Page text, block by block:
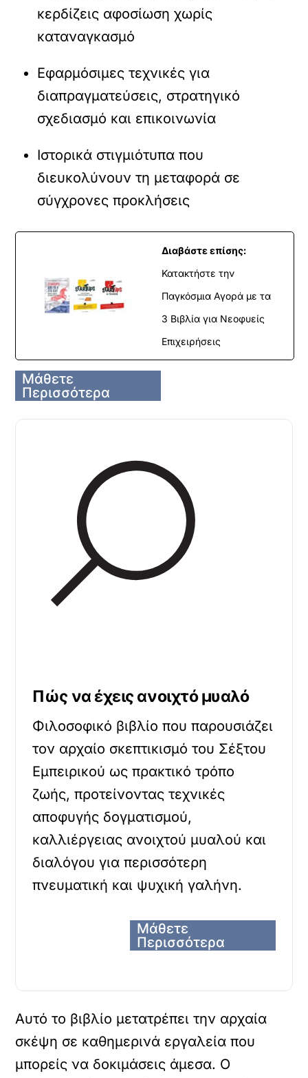
κερδίζεις αφοσίωση χωρίς
καταναγκασμό
Εφαρμόσιμες τεχνικές για
διαπραγματεύσεις, στρατηγικό
σχεδιασμό και επικοινωνία
Ιστορικά στιγμιότυπα που
διευκολύνουν τη μεταφορά σε
σύγχρονες προκλήσεις
Διαβάστε επίσης:
Κατακτήστε την
Παγκόσμια Αγορά με τα
3 Βιβλία για Νεοφυείς
Επιχειρήσεις
Μάθετε
Περισσότερα
Πώς να έχεις ανοιχτό μυαλό
Φιλοσοφικό βιβλίο που παρουσιάζει
τον αρχαίο σκεπτικισμό του Σέξτου
Εμπειρικού ως πρακτικό τρόπο
ζωής, προτείνοντας τεχνικές
αποφυγής δογματισμού,
καλλιέργειας ανοιχτού μυαλού και
διαλόγου για περισσότερη
πνευματική και ψυχική γαλήνη.
Μάθετε
Περισσότερα
Αυτό το βιβλίο μετατρέπει την αρχαία
σκέψη σε καθημερινά εργαλεία που
μπορείς να δοκιμάσεις άμεσα. Ο